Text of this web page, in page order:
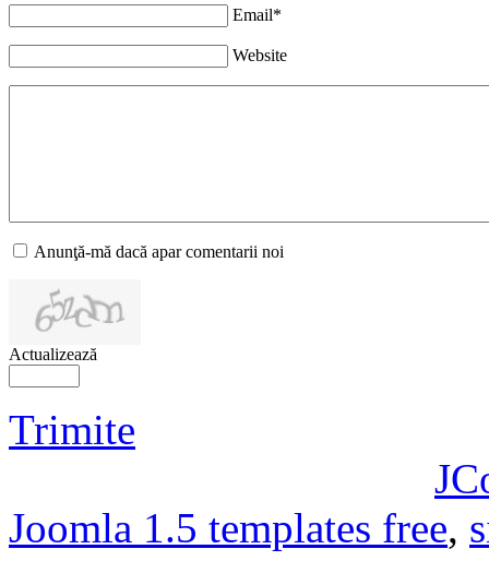
Email*
Website
Anunţă-mă dacă apar comentarii noi
Actualizează
Trimite
Joomla 1.5 templates free,